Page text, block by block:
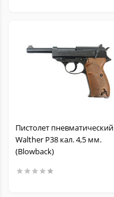
Пистолет пневматический
Walther P38 кал. 4,5 мм.
(Blowback)